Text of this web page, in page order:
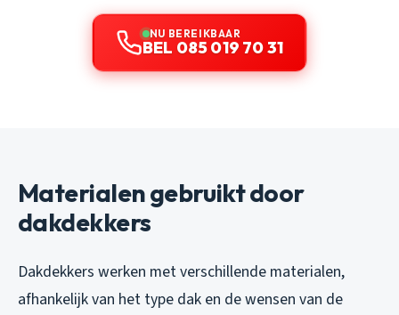
NU BEREIKBAAR
BEL 085 019 70 31
Materialen gebruikt door
dakdekkers
Dakdekkers werken met verschillende materialen,
afhankelijk van het type dak en de wensen van de